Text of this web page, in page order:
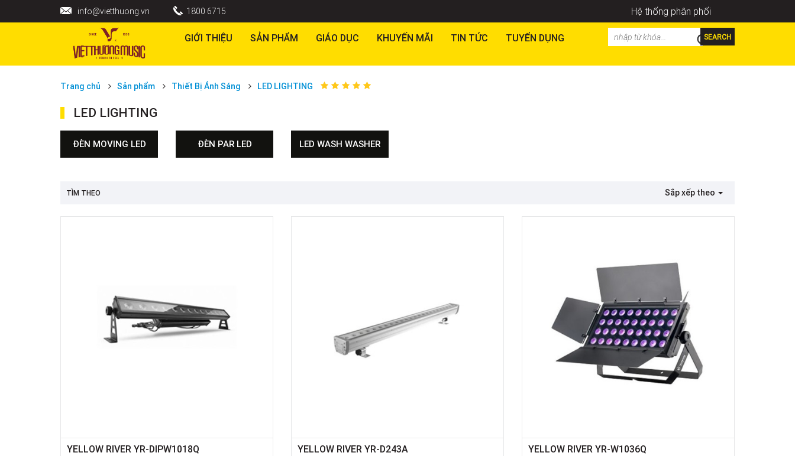
info@vietthuong.vn 1800 6715 Hệ thống phân phối
GIỚI THIỆU SẢN PHẨM GIÁO DỤC KHUYẾN MÃI TIN TỨC TUYỂN DỤNG SEARCH
Trang chủ Sản phẩm Thiết Bị Ánh Sáng LED LIGHTING
LED LIGHTING
ĐÈN MOVING LED ĐÈN PAR LED LED WASH WASHER
TÌM THEO Sắp xếp theo
YELLOW RIVER YR-DIPW1018Q YELLOW RIVER YR-D243A YELLOW RIVER YR-W1036Q